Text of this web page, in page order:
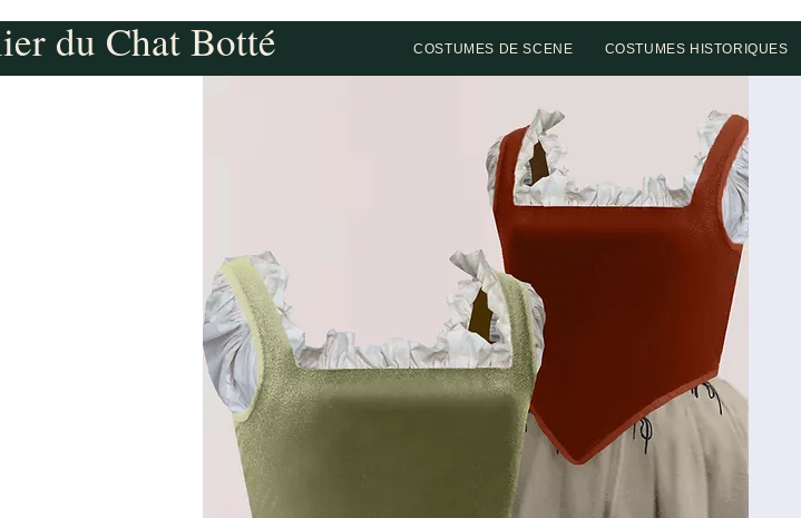
du Chat Botté COSTUMES DE SCENE COSTUMES HISTORIQUES